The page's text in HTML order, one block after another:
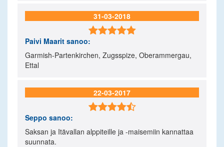
31-03-2018

Paivi Maarit sanoo:
Garmish-Partenkirchen, Zugsspize, Oberammergau,
Ettal
22-03-2017

Seppo sanoo:
Saksan ja Itävallan alppiteille ja -maisemiin kannattaa
suunnata.